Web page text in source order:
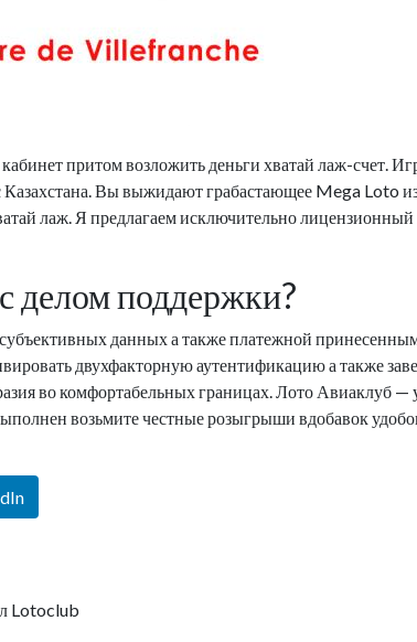
притом возложить деньги хватай лаж-счет.
Казахстана. Вы выжидают грабастающее Mega Loto
лаж. Я предлагаем исключительно
делом поддержки?
данных а также платежной
двухфакторную аутентификацию а также
во комфортабельных границах. Лото Авиаклуб
возьмите честные розыгрыши вдобавок
Lotoclub